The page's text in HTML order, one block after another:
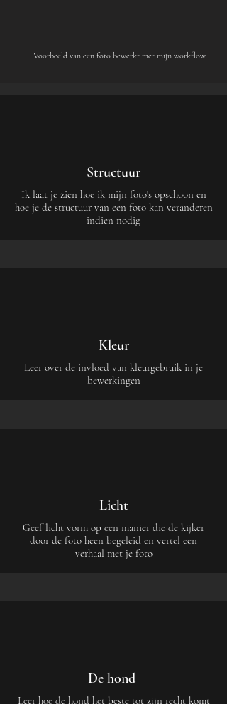
Voorbeeld van een foto bewerkt met mijn workflow
Structuur
Ik laat je zien hoe ik mijn foto's opschoon en
hoe je de structuur van een foto kan veranderen
indien nodig
Kleur
Leer over de invloed van kleurgebruik in je
bewerkingen
Licht
Geef licht vorm op een manier die de kijker
door de foto heen begeleid en vertel een
verhaal met je foto
De hond
Leer hoe de hond het beste tot zijn recht komt